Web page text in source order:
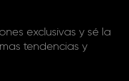
exclusivas y sé la
tendencias y